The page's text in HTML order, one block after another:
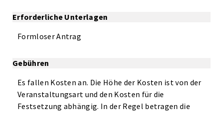
Erforderliche Unterlagen
Formloser Antrag
Gebühren
Es fallen Kosten an. Die Höhe der Kosten ist von der
Veranstaltungsart und den Kosten für die
Festsetzung abhängig. In der Regel betragen die